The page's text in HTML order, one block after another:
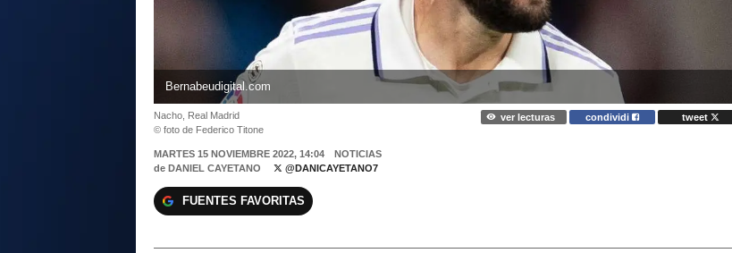
Bernabeudigital.com
Nacho, Real Madrid
© foto de Federico Titone
ver lecturas condividi tweet
MARTES 15 NOVIEMBRE 2022, 14:04
NOTICIAS
de DANIEL CAYETANO @DANICAYETANO7
FUENTES FAVORITAS